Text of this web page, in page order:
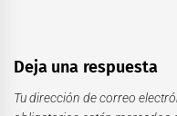
Deja una respuesta
Tu dirección de correo